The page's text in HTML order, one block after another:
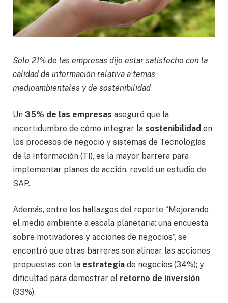
Solo 21% de las empresas dijo estar satisfecho con la
calidad de información relativa a temas
medioambientales y de sostenibilidad
Un 35% de las empresas aseguró que la
incertidumbre de cómo integrar la sostenibilidad en
los procesos de negocio y sistemas de Tecnologías
de la Información (TI), es la mayor barrera para
implementar planes de acción, reveló un estudio de
SAP.
Además, entre los hallazgos del reporte “Mejorando
el medio ambiente a escala planetaria: una encuesta
sobre motivadores y acciones de negocios”, se
encontró que otras barreras son alinear las acciones
propuestas con la estrategia de negocios (34%); y
dificultad para demostrar el retorno de inversión
(33%).